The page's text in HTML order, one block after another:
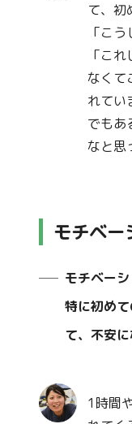
て、初
「こ
「こ
なくて
れてい
でもあ
なと思
モチベー
モチベー
特に初め
て、不安
1時間